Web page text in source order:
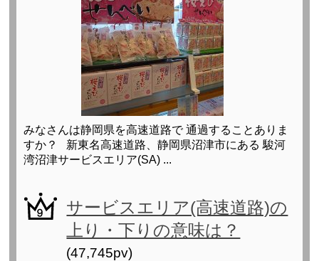
みなさんは静岡県を高速道路で 通過することありま
すか？ 新東名高速道路、静岡県沼津市にある 駿河
湾沼津サービスエリア(SA) ...
サービスエリア(高速道路)の
上り・下りの意味は？
(47,745pv)